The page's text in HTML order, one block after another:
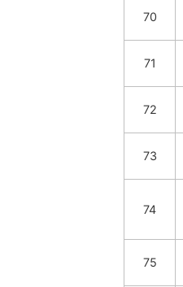
70
71
72
73
74
75